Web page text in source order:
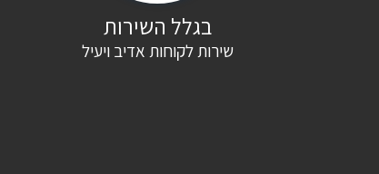
בגלל השירות
שירות לקוחות אדיב ויעיל